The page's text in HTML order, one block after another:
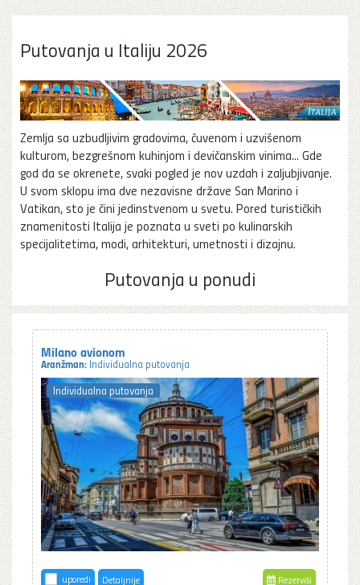
Putovanja u Italiju 2026
Zemlja sa uzbudljivim gradovima, čuvenom i uzvišenom
kulturom, bezgrešnom kuhinjom i devičanskim vinima... Gde
god da se okrenete, svaki pogled je nov uzdah i zaljubjivanje.
U svom sklopu ima dve nezavisne države San Marino i
Vatikan, sto je čini jedinstvenom u svetu. Pored turističkih
znamenitosti Italija je poznata u sveti po kulinarskih
specijalitetima, modi, arhitekturi, umetnosti i dizajnu.
Putovanja u ponudi
Milano avionom
Aranžman: Individualna putovanja
Individualna putovanja
uporedi Detaljnije Rezerviši